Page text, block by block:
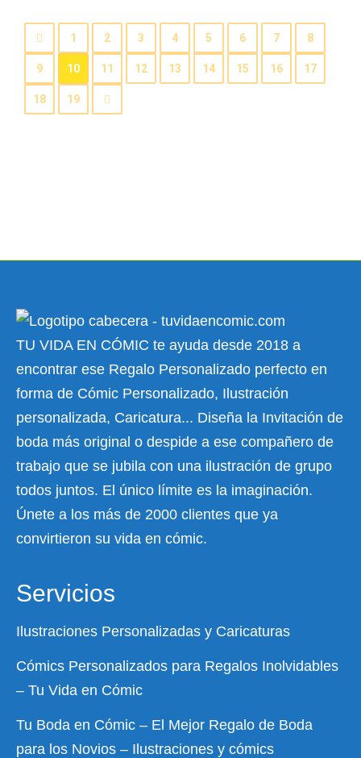
1 2 3 4 5 6 7 8
9 10 11 12 13 14 15 16 17
18 19
TU VIDA EN CÓMIC te ayuda desde 2018 a
encontrar ese Regalo Personalizado perfecto en
forma de Cómic Personalizado, Ilustración
personalizada, Caricatura... Diseña la Invitación de
boda más original o despide a ese compañero de
trabajo que se jubila con una ilustración de grupo
todos juntos. El único límite es la imaginación.
Únete a los más de 2000 clientes que ya
convirtieron su vida en cómic.
Servicios
Ilustraciones Personalizadas y Caricaturas
Cómics Personalizados para Regalos Inolvidables
– Tu Vida en Cómic
Tu Boda en Cómic – El Mejor Regalo de Boda
para los Novios – Ilustraciones y cómics